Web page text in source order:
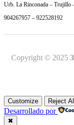
Urb. La Rinconada – Trujillo
904267957 – 922528192
Copyright © 2025
Customize Reject All
Desarrollado por
✖